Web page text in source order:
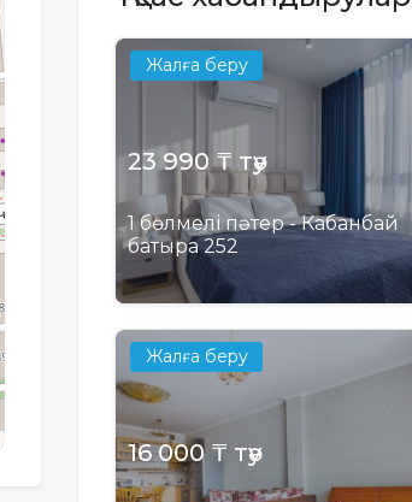
Жалға беру
23 990 ₸ тәу
1 бөлмелі пәтер - Кабанбай
батыра 252
Жалға беру
16 000 ₸ тәу